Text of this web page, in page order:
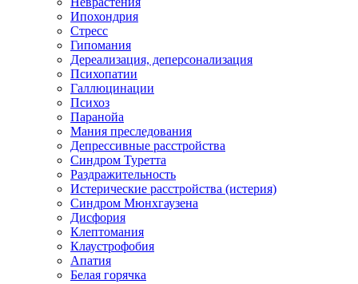
Ипохондрия
Стресс
Гипомания
Дереализация, деперсонализация
Психопатии
Галлюцинации
Психоз
Паранойа
Мания преследования
Депрессивные расстройства
Синдром Туретта
Раздражительность
Истерические расстройства (истерия)
Синдром Мюнхгаузена
Дисфория
Клептомания
Клаустрофобия
Апатия
Белая горячка